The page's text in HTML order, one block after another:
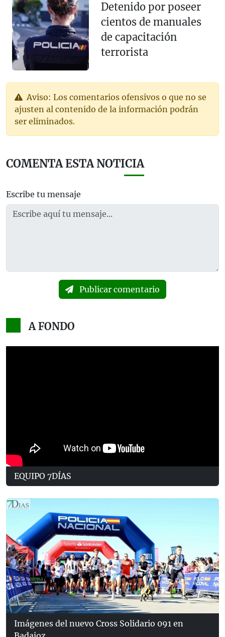
Detenido por poseer
cientos de manuales
de capacitación
terrorista
Aviso: Los comentarios ofensivos o que no se
ajusten al contenido de la información podrán
ser eliminados.
COMENTA ESTA NOTICIA
Escribe tu mensaje
Publicar comentario
A FONDO
EQUIPO 7DÍAS
Imágenes del nuevo Cross Solidario 091 en